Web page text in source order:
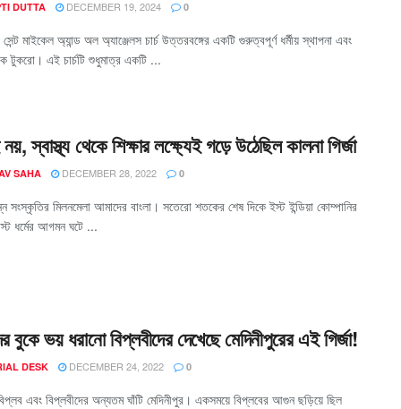
DUTTA DECEMBER 19, 2024 0
মাইকেল অ্যান্ড অল অ্যাঞ্জেলস চার্চ উত্তরবঙ্গের একটি গুরুত্বপূর্ণ ধর্মীয় স্থাপনা এবং
টুকরো। এই চার্চটি শুধুমাত্র একটি ...
স্বাস্থ্য থেকে শিক্ষার লক্ষ্যেই গড়ে উঠেছিল কালনা গির্জা
SAHA DECEMBER 28, 2022 0
সংস্কৃতির মিলনমেলা আমাদের বাংলা। সতেরো শতকের শেষ দিকে ইস্ট ইন্ডিয়া কোম্পানির
ধর্মের আগমন ঘটে ...
বুকে ভয় ধরানো বিপ্লবীদের দেখেছে মেদিনীপুরের এই গির্জা!
DESK DECEMBER 24, 2022 0
এবং বিপ্লবীদের অন্যতম ঘাঁটি মেদিনীপুর। একসময়ে বিপ্লবের আগুন ছড়িয়ে ছিল